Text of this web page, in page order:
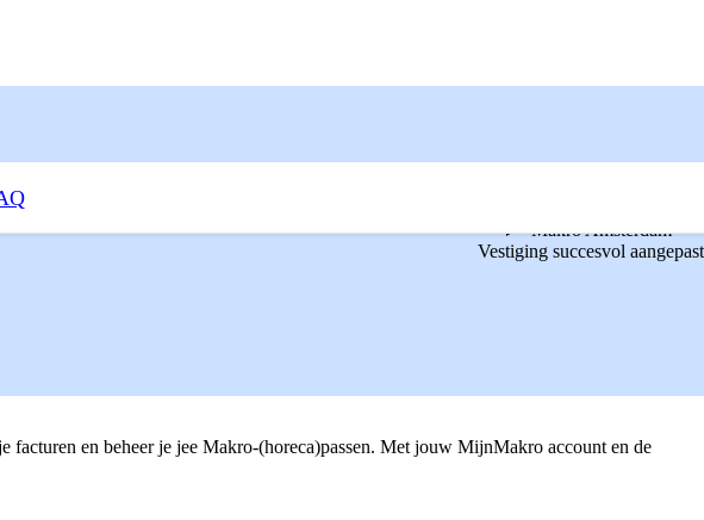
Makro Amsterdam
Vestiging succesvol aangepast
en beheer je jee Makro-(horeca)passen. Met jouw MijnMakro account en de